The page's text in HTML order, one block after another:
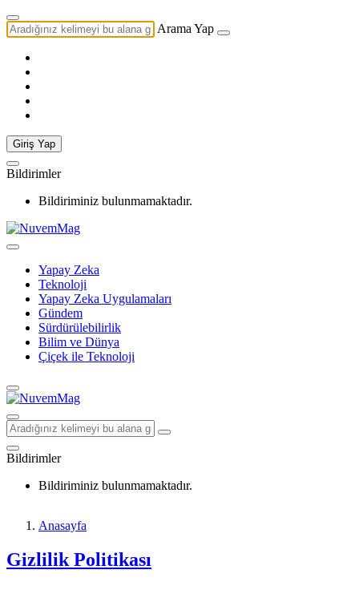
Arama Yap
Giriş Yap
Bildirimler
Bildiriminiz bulunmamaktadır.
Yapay Zeka
Teknoloji
Yapay Zeka Uygulamaları
Gündem
Sürdürülebilirlik
Bilim ve Dünya
Çiçek ile Teknoloji
Bildirimler
Bildiriminiz bulunmamaktadır.
Anasayfa
Gizlilik Politikası